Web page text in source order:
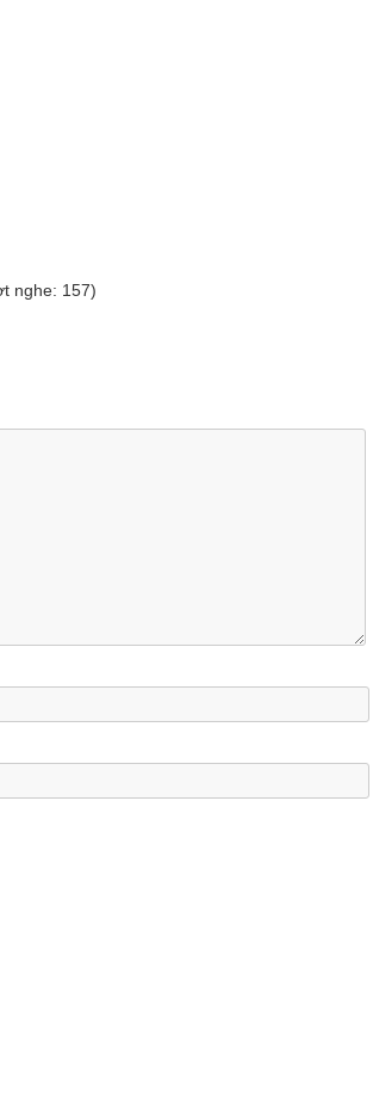
nghe: 157)